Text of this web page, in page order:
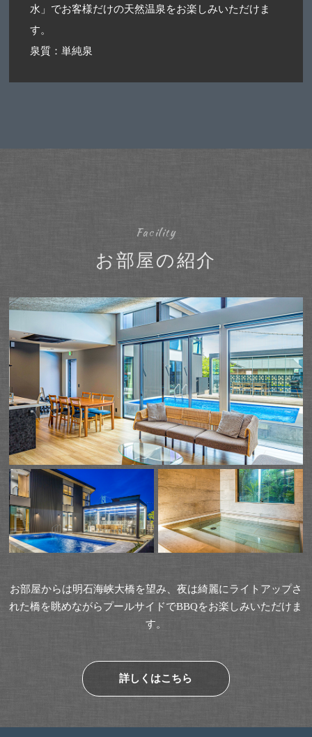
水」でお客様だけの天然温泉をお楽しみいただけま
す。
泉質：単純泉
Facility
お部屋の紹介
お部屋からは明石海峡大橋を望み、夜は綺麗にライトアップさ
れた橋を眺めながらプールサイドでBBQをお楽しみいただけま
す。
詳しくはこちら